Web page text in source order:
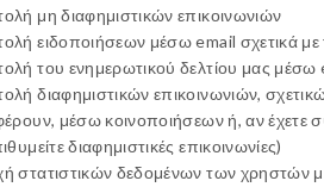
μη διαφημιστικών επικοινωνιών
ειδοποιήσεων μέσω email σχετικά με
του ενημερωτικού δελτίου μας μέσω
διαφημιστικών επικοινωνιών,
μέσω κοινοποιήσεων ή, αν
διαφημιστικές επικοινωνίες)
στατιστικών δεδομένων των χρηστών